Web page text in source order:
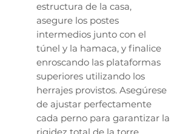
estructura de la casa,
asegure los postes
intermedios junto con el
túnel y la hamaca, y finalice
enroscando las plataformas
superiores utilizando los
herrajes provistos. Asegúrese
de ajustar perfectamente
cada perno para garantizar la